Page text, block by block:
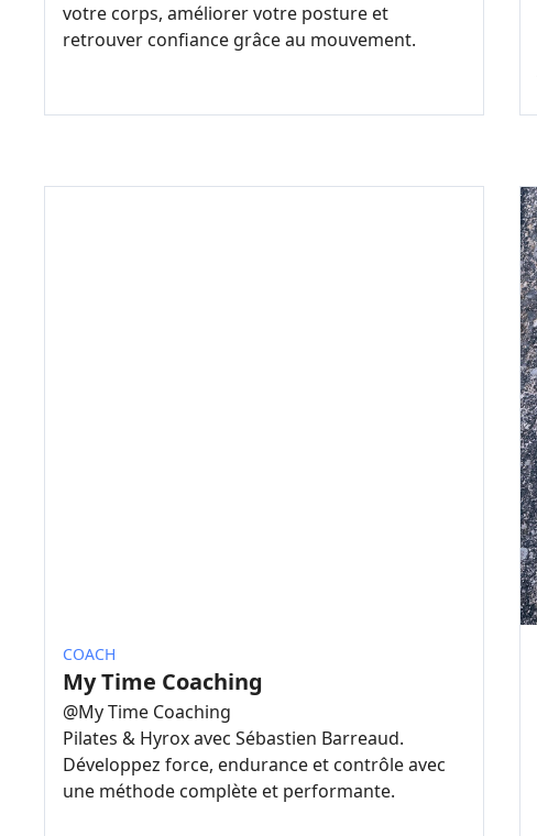
votre corps, améliorer votre posture et
retrouver confiance grâce au mouvement.
COACH
My Time Coaching
@My Time Coaching
Pilates & Hyrox avec Sébastien Barreaud.
Développez force, endurance et contrôle avec
une méthode complète et performante.